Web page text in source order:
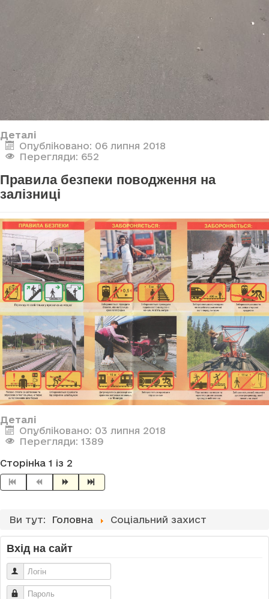
Деталі
Опубліковано: 06 липня 2018
Перегляди: 652
Правила безпеки поводження на
залізниці
Деталі
Опубліковано: 03 липня 2018
Перегляди: 1389
Сторінка 1 із 2
Ви тут: Головна Соціальний захист
Вхід на сайт
Логін
Пароль